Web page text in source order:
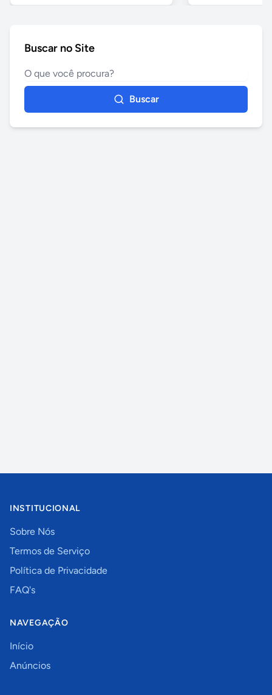
Buscar no Site
Buscar
INSTITUCIONAL
Sobre Nós
Termos de Serviço
Política de Privacidade
FAQ's
NAVEGAÇÃO
Início
Anúncios